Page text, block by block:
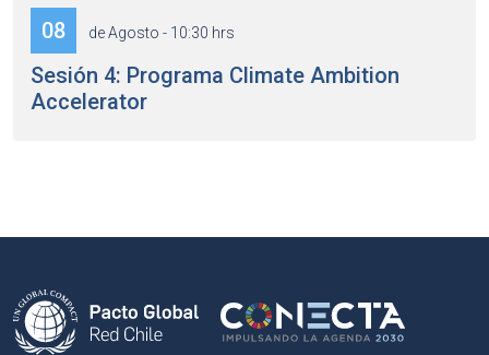
08 de Agosto - 10:30 hrs
Sesión 4: Programa Climate Ambition
Accelerator